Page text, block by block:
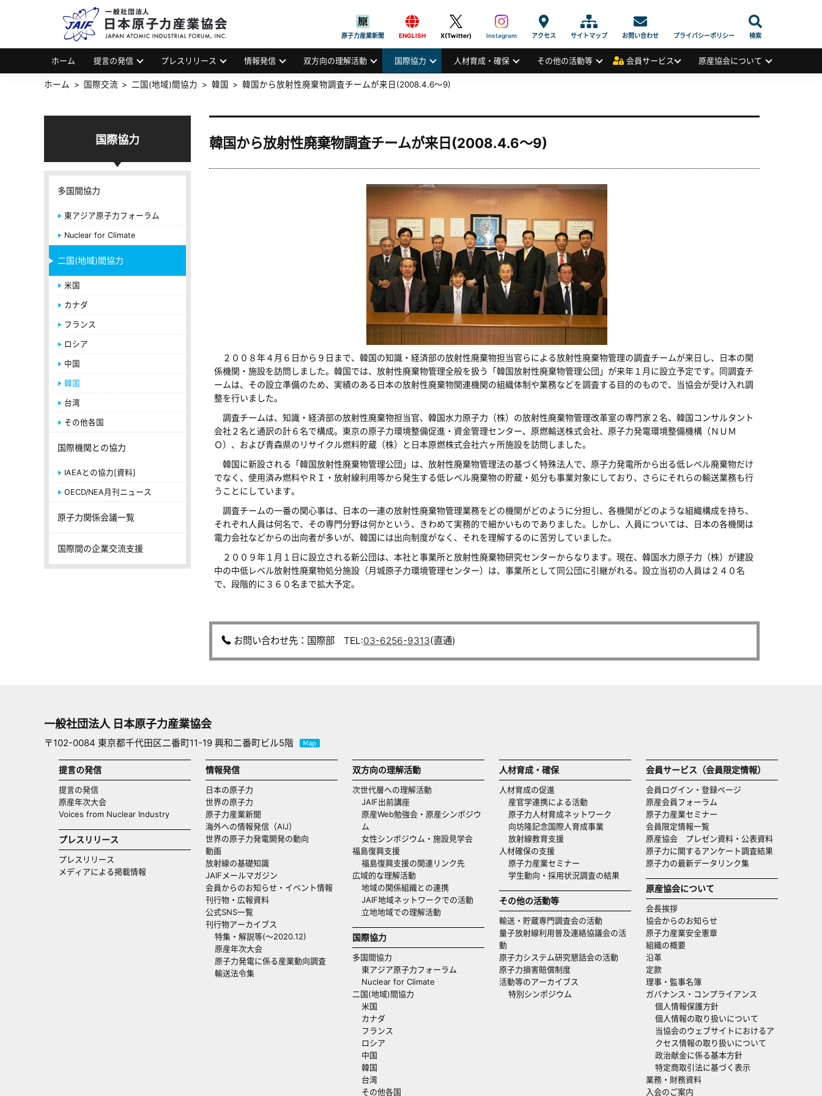
JAPAN ATOMIC INDUSTRIAL FORUM, INC.
原子力産業新聞 ENGLISH X(Twitter) Instagram アクセス サイトマップ お問い合わせ プライバシーポリシー 検索
ホーム 提言の発信 プレスリリース 情報発信 双方向の理解活動 国際協力 人材育成・確保 その他の活動等 会員サービス 原産協会について
ホーム 国際交流 二国(地域)間協力 韓国 韓国から放射性廃棄物調査チームが来日(2008.4.6～9)
韓国から放射性廃棄物調査チームが来日(2008.4.6～9)
２００８年４月６日から９日まで、韓国の知識・経済部の放射性廃棄物担当官らによる放射性廃棄物管理の調査チームが来日し、日本の関
係機関・施設を訪問しました。韓国では、放射性廃棄物管理全般を扱う「韓国放射性廃棄物管理公団」が来年１月に設立予定です。同調査チ
ームは、その設立準備のため、実績のある日本の放射性廃棄物関連機関の組織体制や業務などを調査する目的のもので、当協会が受け入れ調
整を行いました。
調査チームは、知識・経済部の放射性廃棄物担当官、韓国水力原子力（株）の放射性廃棄物管理改革室の専門家２名、韓国コンサルタント
会社２名と通訳の計６名で構成。東京の原子力環境整備促進・資金管理センター、原燃輸送株式会社、原子力発電環境整備機構（ＮＵＭ
Ｏ）、および青森県のリサイクル燃料貯蔵（株）と日本原燃株式会社六ヶ所施設を訪問しました。
韓国に新設される「韓国放射性廃棄物管理公団」は、放射性廃棄物管理法の基づく特殊法人で、原子力発電所から出る低レベル廃棄物だけ
でなく、使用済み燃料やＲＩ・放射線利用等から発生する低レベル廃棄物の貯蔵・処分も事業対象にしており、さらにそれらの輸送業務も行
うことにしています。
調査チームの一番の関心事は、日本の一連の放射性廃棄物管理業務をどの機関がどのように分担し、各機関がどのような組織構成を持ち、
それぞれ人員は何名で、その専門分野は何かという、きわめて実務的で細かいものでありました。しかし、人員については、日本の各機関は
電力会社などからの出向者が多いが、韓国には出向制度がなく、それを理解するのに苦労していました。
２００９年１月１日に設立される新公団は、本社と事業所と放射性廃棄物研究センターからなります。現在、韓国水力原子力（株）が建設
中の中低レベル放射性廃棄物処分施設（月城原子力環境管理センター）は、事業所として同公団に引継がれる。設立当初の人員は２４０名
で、段階的に３６０名まで拡大予定。
お問い合わせ先：国際部 TEL:03-6256-9313(直通)
国際協力
多国間協力
東アジア原子力フォーラム
Nuclear for Climate
二国(地域)間協力
米国
カナダ
フランス
ロシア
中国
韓国
台湾
その他各国
国際機関との協力
IAEAとの協力[資料]
OECD/NEA月刊ニュース
原子力関係会議一覧
国際間の企業交流支援
一般社団法人 日本原子力産業協会
〒102-0084 東京都千代田区二番町11-19 興和二番町ビル5階
提言の発信
提言の発信
原産年次大会
Voices from Nuclear Industry
プレスリリース
プレスリリース
メディアによる掲載情報
情報発信
日本の原子力
世界の原子力
原子力産業新聞
海外への情報発信（AIJ）
世界の原子力発電開発の動向
動画
放射線の基礎知識
JAIFメールマガジン
会員からのお知らせ・イベント情報
刊行物・広報資料
公式SNS一覧
刊行物アーカイブス
特集・解説等(～2020.12)
原産年次大会
原子力発電に係る産業動向調査
輸送法令集
双方向の理解活動
次世代層への理解活動
JAIF出前講座
原産Web勉強会・原産シンポジウ
ム
女性シンポジウム・施設見学会
福島復興支援
福島復興支援の関連リンク先
広域的な理解活動
地域の関係組織との連携
JAIF地域ネットワークでの活動
立地地域での理解活動
国際協力
多国間協力
東アジア原子力フォーラム
Nuclear for Climate
二国(地域)間協力
米国
カナダ
フランス
ロシア
中国
韓国
台湾
その他各国
人材育成・確保
人材育成の促進
産官学連携による活動
原子力人材育成ネットワーク
向坊隆記念国際人育成事業
放射線教育支援
人材確保の支援
原子力産業セミナー
学生動向・採用状況調査の結果
その他の活動等
輸送・貯蔵専門調査会の活動
量子放射線利用普及連絡協議会の活
動
原子力システム研究懇話会の活動
原子力損害賠償制度
活動等のアーカイブス
特別シンポジウム
会員サービス（会員限定情報）
会員ログイン・登録ページ
原産会員フォーラム
原子力産業セミナー
会員限定情報一覧
原産協会 プレゼン資料・公表資料
原子力に関するアンケート調査結果
原子力の最新データリンク集
原産協会について
会長挨拶
協会からのお知らせ
原子力産業安全憲章
組織の概要
沿革
定款
理事・監事名簿
ガバナンス・コンプライアンス
個人情報保護方針
個人情報の取り扱いについて
当協会のウェブサイトにおけるア
クセス情報の取り扱いについて
政治献金に係る基本方針
特定商取引法に基づく表示
業務・財務資料
入会のご案内